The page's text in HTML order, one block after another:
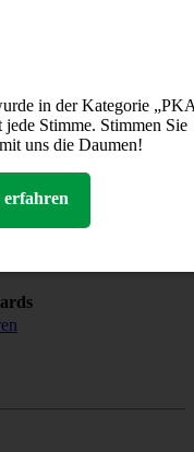
in der Kategorie
Stimme. Stimmen Sie
uns die Daumen!